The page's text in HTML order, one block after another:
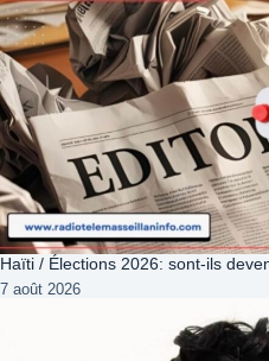
Haïti / Élections 2026: sont-ils
7 août 2026